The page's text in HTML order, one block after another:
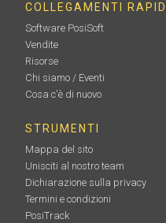
COLLEGAMENTI RAPIDI
Software PosiSoft
Vendite
Risorse
Chi siamo / Eventi
Cosa c'è di nuovo
STRUMENTI
Mappa del sito
Unisciti al nostro team
Dichiarazione sulla privacy
Termini e condizioni
PosiTrack